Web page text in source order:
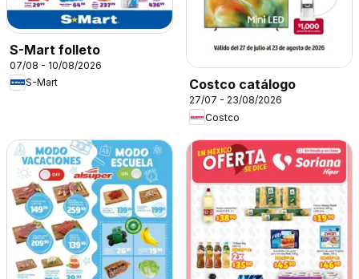
S-Mart folleto
07/08 - 10/08/2026
S-Mart
Costco catálogo
27/07 - 23/08/2026
Costco